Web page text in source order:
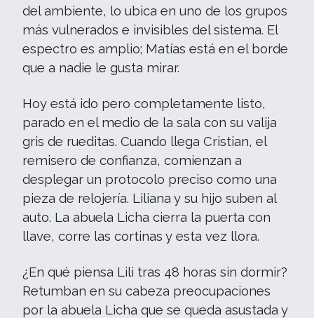
del ambiente, lo ubica en uno de los grupos
más vulnerados e invisibles del sistema. El
espectro es amplio; Matías está en el borde
que a nadie le gusta mirar.
Hoy está ido pero completamente listo,
parado en el medio de la sala con su valija
gris de rueditas. Cuando llega Cristian, el
remisero de confianza, comienzan a
desplegar un protocolo preciso como una
pieza de relojería. Liliana y su hijo suben al
auto. La abuela Licha cierra la puerta con
llave, corre las cortinas y esta vez llora.
¿En qué piensa Lili tras 48 horas sin dormir?
Retumban en su cabeza preocupaciones
por la abuela Licha que se queda asustada y